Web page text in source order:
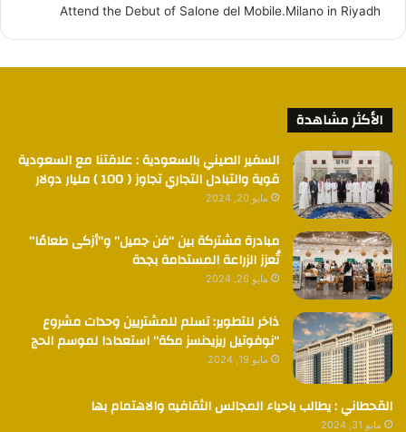
Attend the Debut of Salone del Mobile.Milano in Riyadh
الأكثر مشاهدة
السفير الصيني بالسعودية : علاقتنا مع السعودية
قوية والتبادل التجاري تجاوز ( 100 ) مليار دولار
مايو 20, 2024
مبادرة مشتركة بين “فن جميل” و”أزكى طعامًا”
تُعزز الزراعة المستدامة بجدة
مايو 26, 2024
ذاخر للتطوير: تسلم للمشتريين وحدات مشروع
“نوفوتيل ريزيدنسز مكة” استعدادا لموسم الحج
مايو 19, 2024
القحطاني : يطالب باحياء المجالس الثقافيه والاهتمام بها
مايو 31, 2024